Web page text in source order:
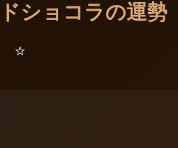
ショコラの運勢
⭐️